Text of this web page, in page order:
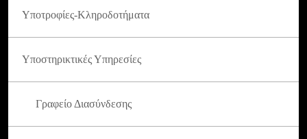
Υποτροφίες-Κληροδοτήματα
Υποστηρικτικές Υπηρεσίες
Γραφείο Διασύνδεσης